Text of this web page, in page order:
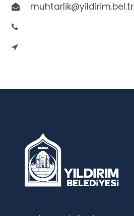
muhtarlik@yildirim.bel.tr